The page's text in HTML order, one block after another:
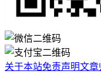
关于本站免责声明文章